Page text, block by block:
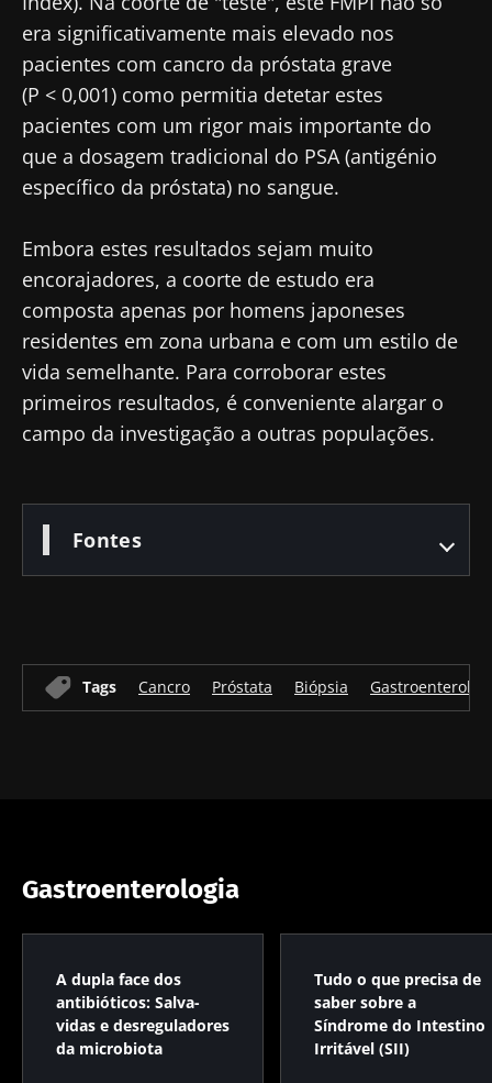
era significativamente mais elevado nos
pacientes com cancro da próstata grave
(P < 0,001) como permitia detetar estes
pacientes com um rigor mais importante do
que a dosagem tradicional do PSA (antigénio
específico da próstata) no sangue.
Embora estes resultados sejam muito
encorajadores, a coorte de estudo era
composta apenas por homens japoneses
residentes em zona urbana e com um estilo de
vida semelhante. Para corroborar estes
primeiros resultados, é conveniente alargar o
campo da investigação a outras populações.
Fontes
Tags Cancro Próstata Biópsia
Gastroenterologia
A dupla face dos
antibióticos: Salva-
vidas e desreguladores
da microbiota
Tudo o que precisa de
saber sobre a
Síndrome do Intestino
Irritável (SII)
Você está prestes a ser redirecionado e
deixar nosso site
Ser redirecionado
últimas notícias sobre a microbiota.
Gostaria de me inscrever para receber mais
Eu li e aceito ascondições gerais de utilização
e apolítica de privacidadedo Biocodex
Microbiota Institute.
* Campo obrigatório
Eu li e aceito ascondições gerais de utilização
e a
política de privacidade do Biocodex
Microbiota Institute.
* Campo obrigatório
BMI 20-35
23/07/2026
das
microbiotas
na saúde
reprodutiva
16/07/2026
intratumoral
indicador
10/07/2026
bactéria
aumenta a